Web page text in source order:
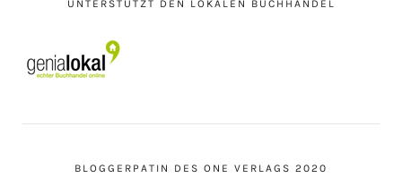
UNTERSTÜTZT DEN LOKALEN BUCHHANDEL
BLOGGERPATIN DES ONE VERLAGS 2020